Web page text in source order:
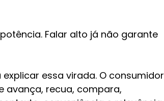
Falar alto já não garante
essa virada. O consumidor
avança, recua, compara,